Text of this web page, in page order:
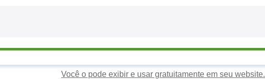
Você o pode exibir e usar gratuitamente em seu website.